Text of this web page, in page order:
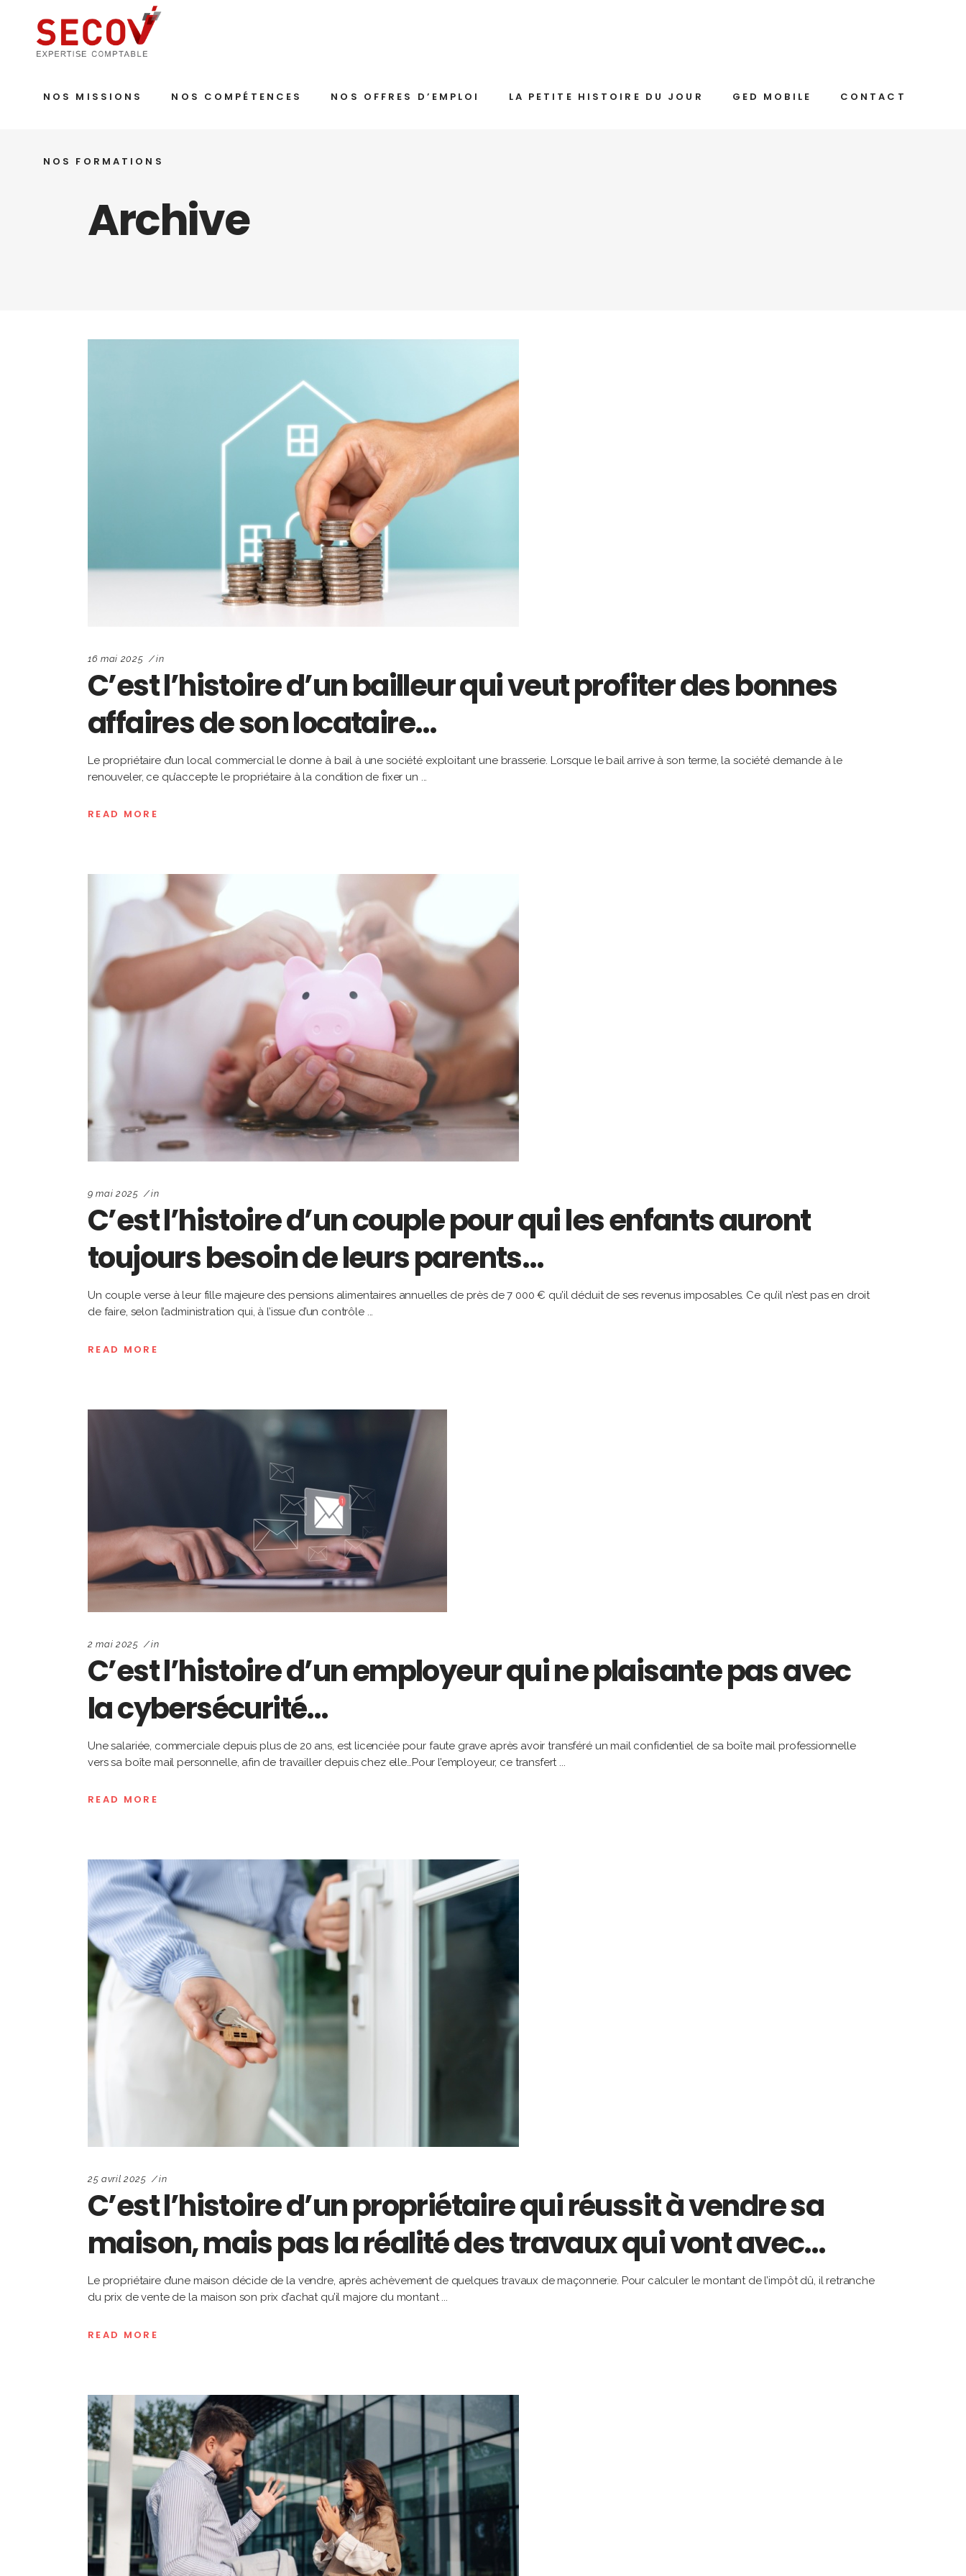
NOS MISSIONS NOS COMPÉTENCES NOS OFFRES D’EMPLOI LA PETITE HISTOIRE DU JOUR GED MOBILE CONTACT
NOS FORMATIONS
Archive
16 mai 2025 in
C’est l’histoire d’un bailleur qui veut profiter des bonnes
affaires de son locataire…
Le propriétaire d’un local commercial le donne à bail à une société exploitant une brasserie. Lorsque le bail arrive à son terme, la société demande à le
renouveler, ce qu’accepte le propriétaire à la condition de fixer un
READ MORE
9 mai 2025 in
C’est l’histoire d’un couple pour qui les enfants auront
toujours besoin de leurs parents…
Un couple verse à leur fille majeure des pensions alimentaires annuelles de près de 7 000 € qu’il déduit de ses revenus imposables. Ce qu’il n’est pas en droit
de faire, selon l’administration qui, à l’issue d’un contrôle
READ MORE
2 mai 2025 in
C’est l’histoire d’un employeur qui ne plaisante pas avec
la cybersécurité…
Une salariée, commerciale depuis plus de 20 ans, est licenciée pour faute grave après avoir transféré un mail confidentiel de sa boîte mail professionnelle
vers sa boîte mail personnelle, afin de travailler depuis chez elle…Pour l’employeur, ce transfert
READ MORE
25 avril 2025 in
C’est l’histoire d’un propriétaire qui réussit à vendre sa
maison, mais pas la réalité des travaux qui vont avec…
Le propriétaire d’une maison décide de la vendre, après achèvement de quelques travaux de maçonnerie. Pour calculer le montant de l’impôt dû, il retranche
du prix de vente de la maison son prix d’achat qu’il majore du montant
READ MORE